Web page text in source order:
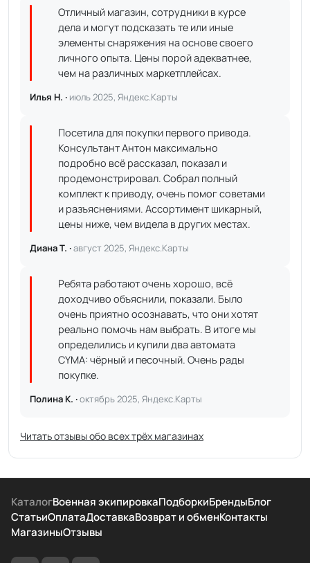
Отличный магазин, сотрудники в курсе
дела и могут подсказать те или иные
элементы снаряжения на основе своего
личного опыта. Цены порой адекватнее,
чем на различных маркетплейсах.
Илья Н. · июль 2025, Яндекс.Карты
Посетила для покупки первого привода.
Консультант Антон максимально
подробно всё рассказал, показал и
продемонстрировал. Собрал полный
комплект к приводу, очень помог советами
и разъяснениями. Ассортимент шикарный,
цены ниже, чем видела в других местах.
Диана Т. ·август 2025, Яндекс.Карты
Ребята работают очень хорошо, всё
доходчиво объяснили, показали. Было
очень приятно осознавать, что они хотят
реально помочь нам выбрать. В итоге мы
определились и купили два автомата
CYMA: чёрный и песочный. Очень рады
покупке.
Полина К. ·октябрь 2025, Яндекс.Карты
Читать отзывы обо всех трёх магазинах
КаталогВоенная экипировкаПодборкиБрендыБлог
СтатьиОплатаДоставкаВозврат и обменКонтакты
МагазиныОтзывы